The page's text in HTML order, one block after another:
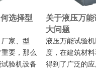
选择型
家、型
要，那么
验机设备
关于液压万
大问题
液压万能试验
度，在建筑材
得到了广泛的